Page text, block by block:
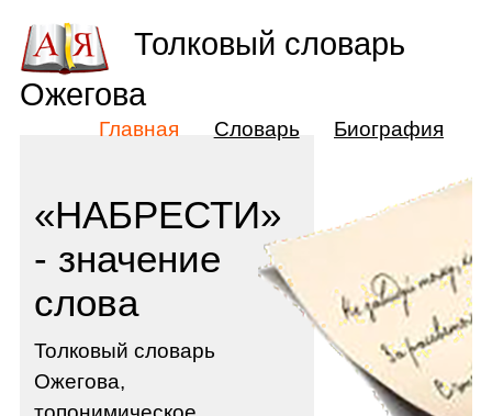
«НАБРЕСТИ»
- значение
слова
Толковый словарь
Ожегова,
Толковый словарь
Ожегова
Главная Словарь Биография